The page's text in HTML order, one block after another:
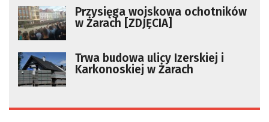
Przysięga wojskowa ochotników
w Żarach [ZDJĘCIA]
Trwa budowa ulicy Izerskiej i
Karkonoskiej w Żarach